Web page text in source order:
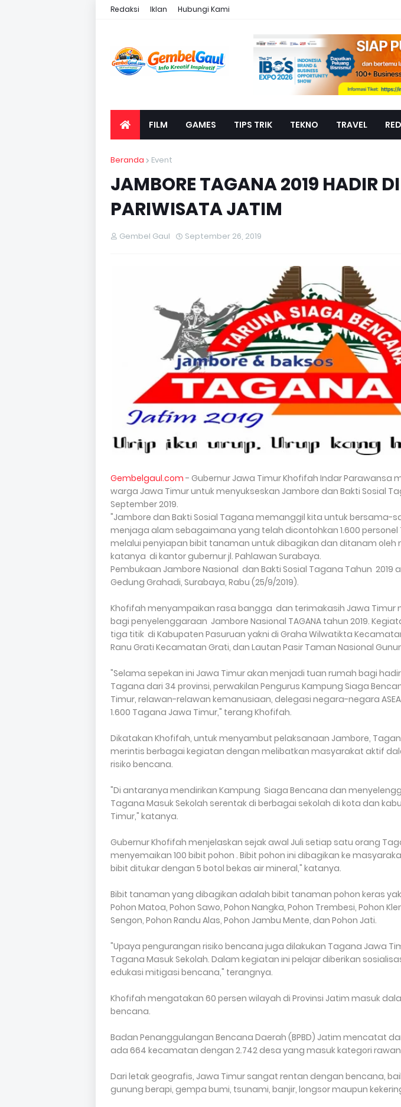
Redaksi Iklan Hubungi Kami
FILM GAMES TIPS TRIK TEKNO TRAVEL
Beranda Event
JAMBORE TAGANA 2019 HADIR
PARIWISATA JATIM
Gembel Gaul September 26, 2019
Gembelgaul.com - Gubernur Jawa Timur Khofifah Indar Parawansa
warga Jawa Timur untuk menyukseskan Jambore dan Bakti Sosial
September 2019.
"Jambore dan Bakti Sosial Tagana memanggil kita untuk bersama-
menjaga alam sebagaimana yang telah dicontohkan 1.600
melalui penyiapan bibit tanaman untuk dibagikan dan ditanam oleh
katanya di kantor gubernur jl. Pahlawan Surabaya.
Pembukaan Jambore Nasional dan Bakti Sosial Tagana Tahun 2019
Gedung Grahadi, Surabaya, Rabu (25/9/2019).
Khofifah menyampaikan rasa bangga dan terimakasih Jawa Timur
bagi penyelenggaraan Jambore Nasional TAGANA tahun 2019.
tiga titik di Kabupaten Pasuruan yakni di Graha Wilwatikta
Ranu Grati Kecamatan Grati, dan Lautan Pasir Taman Nasional
"Selama sepekan ini Jawa Timur akan menjadi tuan rumah bagi
Tagana dari 34 provinsi, perwakilan Pengurus Kampung Siaga
Timur, relawan-relawan kemanusiaan, delegasi negara-negara
1.600 Tagana Jawa Timur," terang Khofifah.
Dikatakan Khofifah, untuk menyambut pelaksanaan Jambore,
merintis berbagai kegiatan dengan melibatkan masyarakat aktif
risiko bencana.
"Di antaranya mendirikan Kampung Siaga Bencana dan
Tagana Masuk Sekolah serentak di berbagai sekolah di kota dan
Timur," katanya.
Gubernur Khofifah menjelaskan sejak awal Juli setiap satu orang
menyemaikan 100 bibit pohon . Bibit pohon ini dibagikan ke
bibit ditukar dengan 5 botol bekas air mineral," katanya.
Bibit tanaman yang dibagikan adalah bibit tanaman pohon keras
Pohon Matoa, Pohon Sawo, Pohon Nangka, Pohon Trembesi, Pohon
Sengon, Pohon Randu Alas, Pohon Jambu Mente, dan Pohon Jati.
"Upaya pengurangan risiko bencana juga dilakukan Tagana Jawa
Tagana Masuk Sekolah. Dalam kegiatan ini pelajar diberikan
edukasi mitigasi bencana," terangnya.
Khofifah mengatakan 60 persen wilayah di Provinsi Jatim masuk
bencana.
Badan Penanggulangan Bencana Daerah (BPBD) Jatim mencatat
ada 664 kecamatan dengan 2.742 desa yang masuk kategori
Dari letak geografis, Jawa Timur sangat rentan dengan bencana,
gunung berapi, gempa bumi, tsunami, banjir, longsor maupun